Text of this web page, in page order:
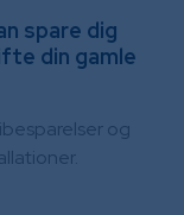
spare dig
din gamle
og